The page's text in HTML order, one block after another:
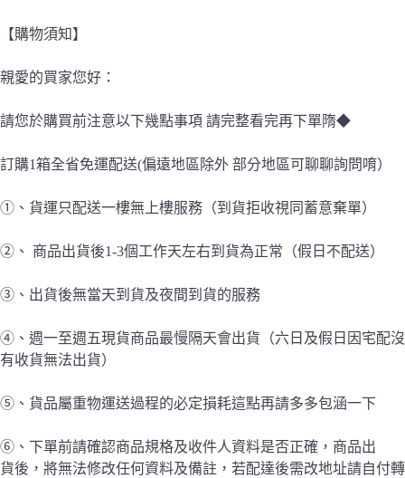
【購物須知】
親愛的買家您好：
請您於購買前注意以下幾點事項 請完整看完再下單隋◆
訂購1箱全省免運配送(偏遠地區除外 部分地區可聊聊詢問唷）
①、貨運只配送一樓無上樓服務（到貨拒收視同蓄意棄單）
②、 商品出貨後1-3個工作天左右到貨為正常（假日不配送）
③、出貨後無當天到貨及夜間到貨的服務
④、週一至週五現貨商品最慢隔天會出貨（六日及假日因宅配沒
有收貨無法出貨）
⑤、貨品屬重物運送過程的必定損耗這點再請多多包涵一下
⑥、下單前請確認商品規格及收件人資料是否正確，商品出
貨後，將無法修改任何資料及備註，若配達後需改地址請自付轉